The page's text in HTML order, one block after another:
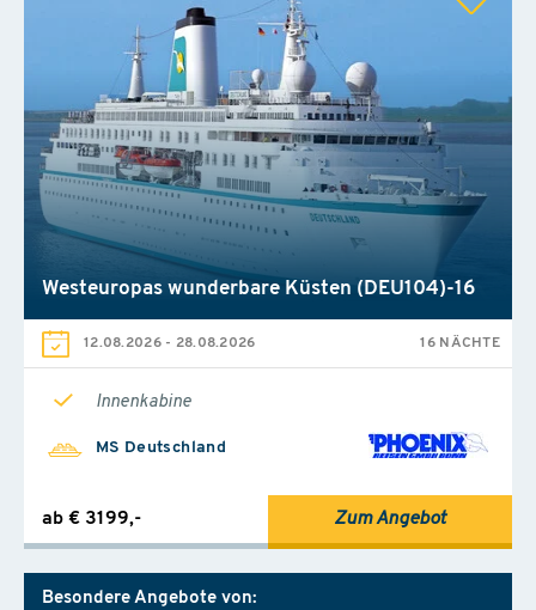
Westeuropas wunderbare Küsten (DEU104)-16
12.08.2026- 28.08.2026 16 NÄCHTE
Innenkabine
MS Deutschland
ab € 3199,- Zum Angebot
Besondere Angebote von: